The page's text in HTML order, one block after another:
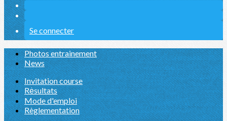
Se connecter
Photos entrainement
News
Invitation course
Rėsultats
Mode d'emploi
Règlementation